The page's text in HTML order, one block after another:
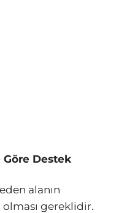
Destek
alanın
gereklidir.